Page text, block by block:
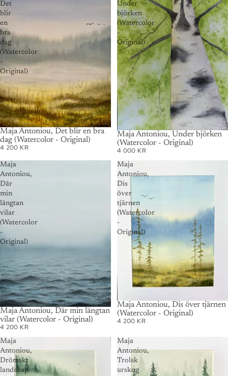
Det
blir
en
bra
dag
(Watercolor
-
Original)
SOLD OUT
Maja Antoniou, Det blir en bra
dag (Watercolor - Original)
4 200 KR
Under
björken
(Watercolor
-
Original)
SOLD OUT
Maja Antoniou, Under björken
(Watercolor - Original)
4 000 KR
Maja
Antoniou,
Där
min
längtan
vilar
(Watercolor
-
Original)
SOLD OUT
Maja Antoniou, Där min längtan
vilar (Watercolor - Original)
4 200 KR
Maja
Antoniou,
Dis
över
tjärnen
(Watercolor
-
Original)
Maja Antoniou, Dis över tjärnen
(Watercolor - Original)
4 200 KR
Maja
Antoniou,
Drömskt
landskap
Maja
Antoniou,
Trolsk
urskog